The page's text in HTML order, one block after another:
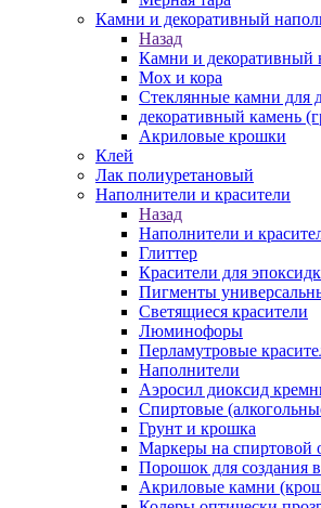
Камни и декоративный
Назад
Камни и декоративный
Мох и кора
Стеклянные камни для
декоративный камень
Акриловые крошки
Клей
Лак полиуретановый
Наполнители и красители
Назад
Наполнители и
Глиттер
Красители для
Пигменты
Светящиеся красители
Люминофоры
Перламутровые
Наполнители
Аэросил диоксид
Спиртовые
Грунт и крошка
Маркеры на спиртовой
Порошок для создания
Акриловые камни